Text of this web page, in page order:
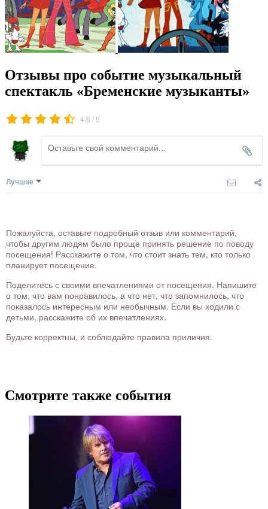
Отзывы про событие музыкальный
спектакль «Бременские музыканты»
4.6 / 5
Лучшие
Пожалуйста, оставьте подробный отзыв или комментарий,
чтобы другим людям было проще принять решение по поводу
посещения! Расскажите о том, что стоит знать тем, кто только
планирует посещение.
Поделитесь с своими впечатлениями от посещения. Напишите
о том, что вам понравилось, а что нет, что запомнилось, что
показалось интересным или необычным. Если вы ходили с
детьми, расскажите об их впечатлениях.
Будьте корректны, и соблюдайте правила приличия.
Смотрите также события